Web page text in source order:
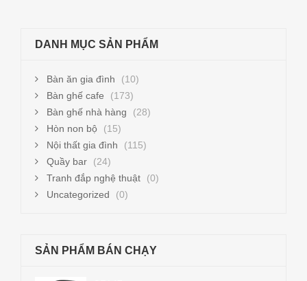
DANH MỤC SẢN PHẨM
Bàn ăn gia đình
(10)
Bàn ghế cafe
(173)
Bàn ghế nhà hàng
(28)
Hòn non bộ
(15)
Nội thất gia đình
(115)
Quầy bar
(24)
Tranh đắp nghệ thuật
(0)
Uncategorized
(0)
SẢN PHẨM BÁN CHẠY